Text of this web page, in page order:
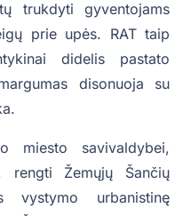
trukdyti gyventojams
prie upės. RAT taip
didelis pastato
disonuoja su
miesto savivaldybei,
rengti Žemųjų Šančių
vystymo urbanistinę